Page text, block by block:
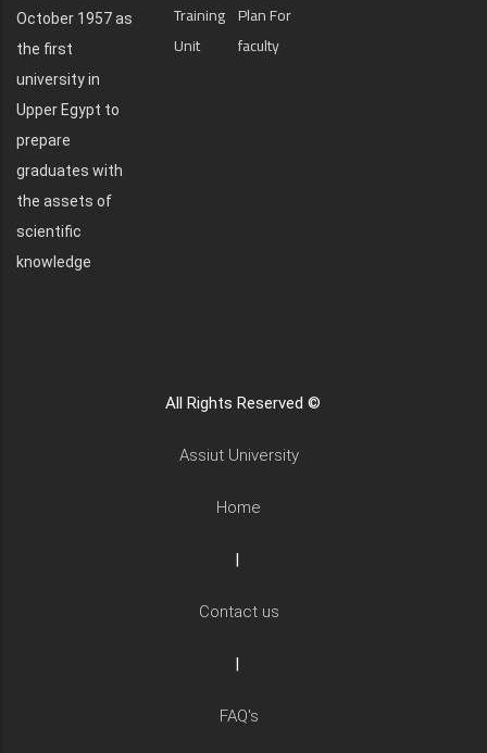
October 1957 as
the first
university in
Upper Egypt to
prepare
graduates with
the assets of
scientific
knowledge
Training
Unit
Plan For
faculty
All Rights Reserved ©
Assiut University
Home
|
Contact us
|
FAQ's